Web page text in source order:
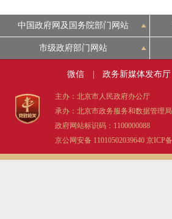
中国政府网及国务院部门网站
市级政府部门网站
微信 政务新媒体发布厅
主办：北京市人民政府办公厅
承办：北京市政务服务和数据管理局
政府网站标识码：1100000088
京公网安备 11010502039640 京ICP